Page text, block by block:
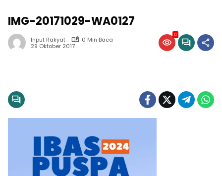
IMG-20171029-WA0127
Input Rakyat
0 Min Baca
29 Oktober 2017
0